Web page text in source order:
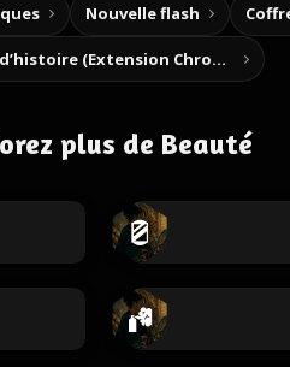
Nouvelle flash
Notes d’histoire (Extension Chrome)
plus de Beauté